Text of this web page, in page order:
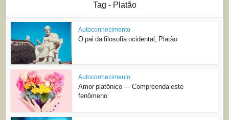
Tag - Platão
Autoconhecimento
O pai da filosofia ocidental, Platão
Autoconhecimento
Amor platônico — Compreenda este
fenômeno